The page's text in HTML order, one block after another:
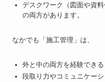
デスクワーク（図面や資料
の両方があります。
なかでも「施工管理」は、
外と中の両方を経験できる
段取り力やコミュニケー